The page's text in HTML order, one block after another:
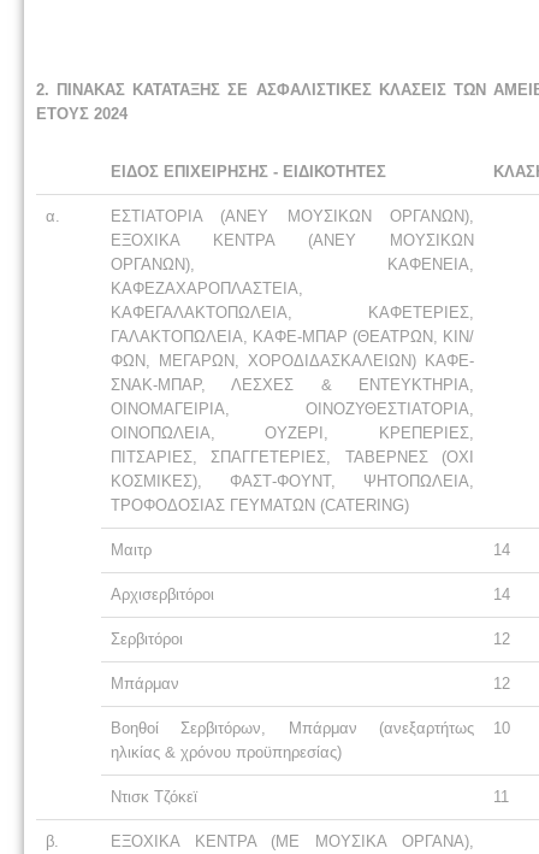
2. ΠΙΝΑΚΑΣ ΚΑΤΑΤΑΞΗΣ ΣΕ ΑΣΦΑΛΙΣΤΙΚΕΣ ΚΛΑΣΕΙΣ ΤΩΝ
ΕΤΟΥΣ 2024
ΕΙΔΟΣ ΕΠΙΧΕΙΡΗΣΗΣ - ΕΙΔΙΚΟΤΗΤΕΣ
α.
ΕΣΤΙΑΤΟΡΙΑ (ΑΝΕΥ ΜΟΥΣΙΚΩΝ ΟΡΓΑΝΩΝ),
ΕΞΟΧΙΚΑ ΚΕΝΤΡΑ (ΑΝΕΥ ΜΟΥΣΙΚΩΝ
ΟΡΓΑΝΩΝ), ΚΑΦΕΝΕΙΑ,
ΚΑΦΕΖΑΧΑΡΟΠΛΑΣΤΕΙΑ,
ΚΑΦΕΓΑΛΑΚΤΟΠΩΛΕΙΑ, ΚΑΦΕΤΕΡΙΕΣ,
ΓΑΛΑΚΤΟΠΩΛΕΙΑ, ΚΑΦΕ-ΜΠΑΡ (ΘΕΑΤΡΩΝ, ΚΙΝ/
ΦΩΝ, ΜΕΓΑΡΩΝ, ΧΟΡΟΔΙΔΑΣΚΑΛΕΙΩΝ) ΚΑΦΕ-
ΣΝΑΚ-ΜΠΑΡ, ΛΕΣΧΕΣ & ΕΝΤΕΥΚΤΗΡΙΑ,
ΟΙΝΟΜΑΓΕΙΡΙΑ, ΟΙΝΟΖΥΘΕΣΤΙΑΤΟΡΙΑ,
ΟΙΝΟΠΩΛΕΙΑ, ΟΥΖΕΡΙ, ΚΡΕΠΕΡΙΕΣ,
ΠΙΤΣΑΡΙΕΣ, ΣΠΑΓΓΕΤΕΡΙΕΣ, ΤΑΒΕΡΝΕΣ (ΟΧΙ
ΚΟΣΜΙΚΕΣ), ΦΑΣΤ-ΦΟΥΝΤ, ΨΗΤΟΠΩΛΕΙΑ,
ΤΡΟΦΟΔΟΣΙΑΣ ΓΕΥΜΑΤΩΝ (CATERING)
Μαιτρ 14
Αρχισερβιτόροι 14
Σερβιτόροι 12
Μπάρμαν 12
Βοηθοί Σερβιτόρων, Μπάρμαν (ανεξαρτήτως
ηλικίας & χρόνου προϋπηρεσίας)
10
Ντισκ Τζόκεϊ 11
β.
ΕΞΟΧΙΚΑ ΚΕΝΤΡΑ (ΜΕ ΜΟΥΣΙΚΑ ΟΡΓΑΝΑ),